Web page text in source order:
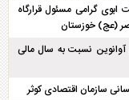
گرامی مسئول قرارگاه
(عج) خوزستان
آوانوین نسبت به سال مالی
سازمان اقتصادی کوثر